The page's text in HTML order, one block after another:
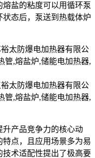
盐的粘度可以用循环泵
态后，泵送到热载体炉
产品竞争力的核心动
点，且应用场景多为易
术适配性提出了极高要